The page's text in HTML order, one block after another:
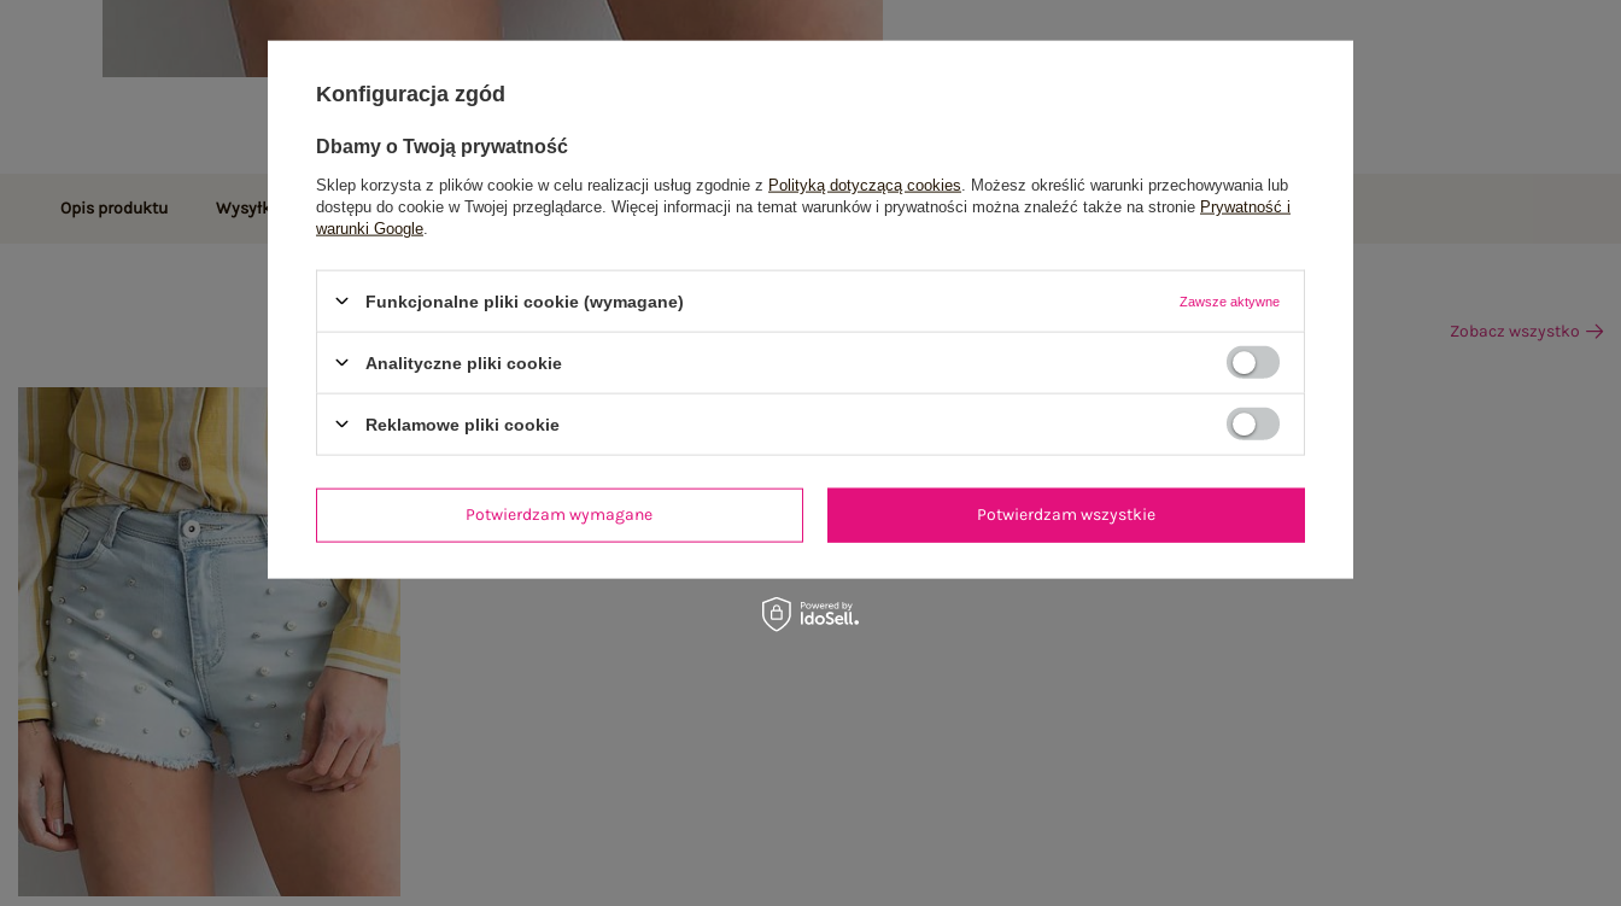
Opis produktu Wysyłka i dostawa Zwroty i reklamacje Opinie o produkcie(1)
Zobacz wszystko
Konfiguracja zgód
Dbamy o Twoją prywatność
Sklep korzysta z plików cookie w celu realizacji usług zgodnie z Polityką dotyczącą cookies . Możesz określić warunki przechowywania lub
dostępu do cookie w Twojej przeglądarce. Więcej informacji na temat warunków i prywatności można znaleźć także na stronie Prywatność i
warunki Google
Funkcjonalne pliki cookie (wymagane) Zawsze aktywne
Analityczne pliki cookie
Reklamowe pliki cookie
Potwierdzam wymagane Potwierdzam wszystkie